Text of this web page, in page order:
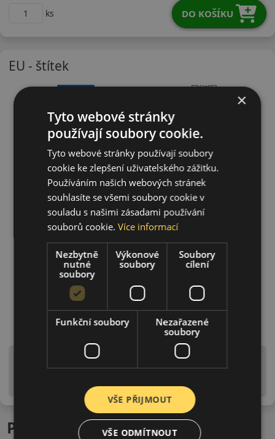
ks DO KOŠÍKU
EU - štítek
Upozornění! Hodnoty na štítku jsou pouze
informativního charakteru. Mohou být dodány pneumatiky
is EU štítky ve smyslu dosud platné (předchozí) legislativy.
Podobné produkty
×
Tyto webové stránky
používají soubory cookie.
Tyto webové stránky používají soubory
cookie ke zlepšení uživatelského zážitku.
Používáním našich webových stránek
souhlasíte se všemi soubory cookie v
souladu s našimi zásadami používání
souborů cookie.Více informací
Nezbytně
nutné
soubory
Výkonové
soubory
Soubory
cílení
Funkční soubory
Nezařazené
soubory
VŠE PŘIJMOUT
VŠE ODMÍTNOUT